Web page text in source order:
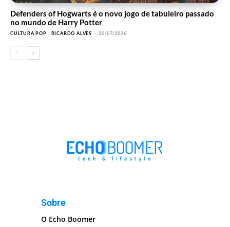
Defenders of Hogwarts é o novo jogo de tabuleiro passado
no mundo de Harry Potter
CULTURA POP RICARDO ALVES - 20/07/2026
Sobre
O Echo Boomer